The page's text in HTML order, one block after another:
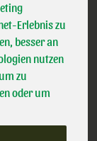
Erlebnis zu
besser an
nutzen
zu
oder um
* / 140g
(23,50 € / kg)
inkl. 7% MwSt.